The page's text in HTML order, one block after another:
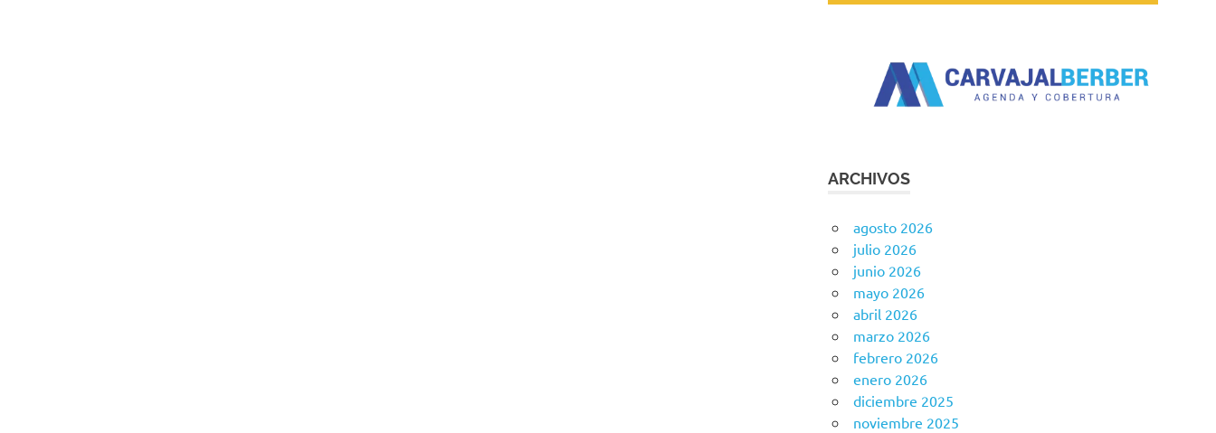
ARCHIVOS
agosto 2026
julio 2026
junio 2026
mayo 2026
abril 2026
marzo 2026
febrero 2026
enero 2026
diciembre 2025
noviembre 2025